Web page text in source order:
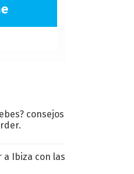
consejos
a Ibiza con las